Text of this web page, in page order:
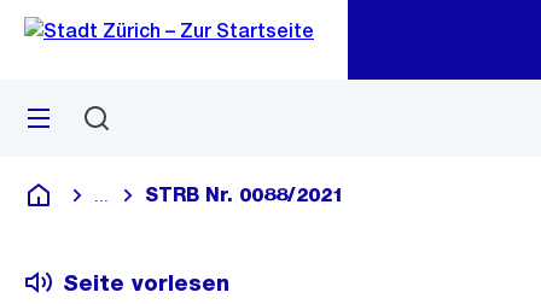
Navigation
Sprunglink
Menü
Deutsch
Blende alle Breadcrumbs ein
STRB Nr. 0088/2021
Seite vorlesen